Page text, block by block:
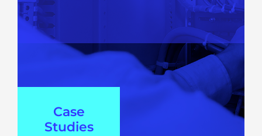
Case
Studies